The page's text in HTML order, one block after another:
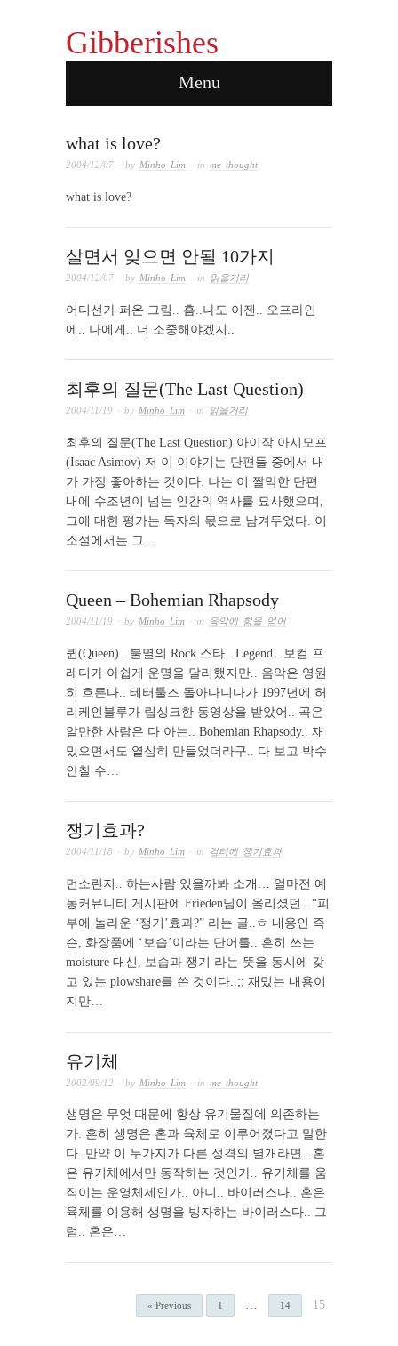
Gibberishes
Menu
what is love?
2004/12/07 · by Minho Lim · in me thought
what is love?
살면서 잊으면 안될 10가지
2004/12/07 · by Minho Lim · in 읽을거리
어디선가 퍼온 그림.. 흠..나도 이젠.. 오프라인
에.. 나에게.. 더 소중해야겠지..
최후의 질문(The Last Question)
2004/11/19 · by Minho Lim · in 읽을거리
최후의 질문(The Last Question) 아이작 아시모프
(Isaac Asimov) 저 이 이야기는 단편들 중에서 내
가 가장 좋아하는 것이다. 나는 이 짤막한 단편
내에 수조년이 넘는 인간의 역사를 묘사했으며,
그에 대한 평가는 독자의 몫으로 남겨두었다. 이
소설에서는 그…
Queen – Bohemian Rhapsody
2004/11/19 · by Minho Lim · in 음악에 힘을 얻어
퀸(Queen).. 불멸의 Rock 스타.. Legend.. 보컬 프
레디가 아쉽게 운명을 달리했지만.. 음악은 영원
히 흐른다.. 테터툴즈 돌아다니다가 1997년에 허
리케인블루가 립싱크한 동영상을 받았어.. 곡은
알만한 사람은 다 아는.. Bohemian Rhapsody.. 재
밌으면서도 열심히 만들었더라구.. 다 보고 박수
안칠 수…
쟁기효과?
2004/11/18 · by Minho Lim · in 컴터에 쟁기효과
먼소린지.. 하는사람 있을까봐 소개… 얼마전 예
동커뮤니티 게시판에 Frieden님이 올리셨던.. “피
부에 놀라운 ‘쟁기’효과?” 라는 글..ㅎ 내용인 즉
슨, 화장품에 ‘보습’이라는 단어를.. 흔히 쓰는
moisture 대신, 보습과 쟁기 라는 뜻을 동시에 갖
고 있는 plowshare를 쓴 것이다..;; 재밌는 내용이
지만…
유기체
2002/09/12 · by Minho Lim · in me thought
생명은 무엇 때문에 항상 유기물질에 의존하는
가. 흔히 생명은 혼과 육체로 이루어졌다고 말한
다. 만약 이 두가지가 다른 성격의 별개라면.. 혼
은 유기체에서만 동작하는 것인가.. 유기체를 움
직이는 운영체제인가.. 아니.. 바이러스다.. 혼은
육체를 이용해 생명을 빙자하는 바이러스다.. 그
럼.. 혼은…
« Previous 1 14 15